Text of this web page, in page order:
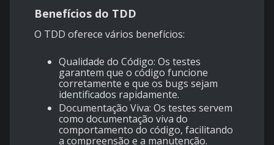
Benefícios do TDD
O TDD oferece vários benefícios:
Qualidade do Código: Os testes
garantem que o código funcione
corretamente e que os bugs sejam
identificados rapidamente.
Documentação Viva: Os testes servem
como documentação viva do
comportamento do código, facilitando
a compreensão e a manutenção.